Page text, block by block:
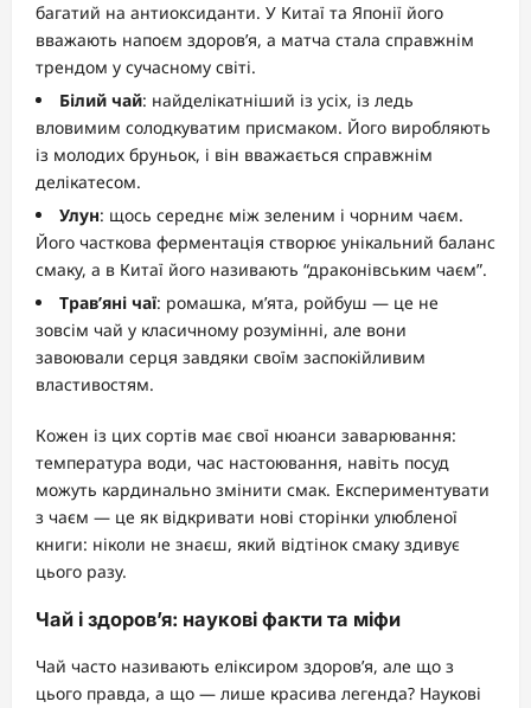
багатий на антиоксиданти. У Китаї та Японії його
вважають напоєм здоров’я, а матча стала справжнім
трендом у сучасному світі.
Білий чай: найделікатніший із усіх, із ледь
вловимим солодкуватим присмаком. Його виробляють
із молодих бруньок, і він вважається справжнім
делікатесом.
Улун: щось середнє між зеленим і чорним чаєм.
Його часткова ферментація створює унікальний баланс
смаку, а в Китаї його називають “драконівським чаєм”.
Трав’яні чаї: ромашка, м’ята, ройбуш — це не
зовсім чай у класичному розумінні, але вони
завоювали серця завдяки своїм заспокійливим
властивостям.
Кожен із цих сортів має свої нюанси заварювання:
температура води, час настоювання, навіть посуд
можуть кардинально змінити смак. Експериментувати
з чаєм — це як відкривати нові сторінки улюбленої
книги: ніколи не знаєш, який відтінок смаку здивує
цього разу.
Чай і здоров’я: наукові факти та міфи
Чай часто називають еліксиром здоров’я, але що з
цього правда, а що — лише красива легенда? Наукові